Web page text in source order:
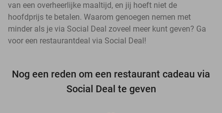
van een overheerlijke maaltijd, en jij hoeft niet de
hoofdprijs te betalen. Waarom genoegen nemen met
minder als je via Social Deal zoveel meer kunt geven? Ga
voor een restaurantdeal via Social Deal!
Nog een reden om een restaurant cadeau via
Social Deal te geven